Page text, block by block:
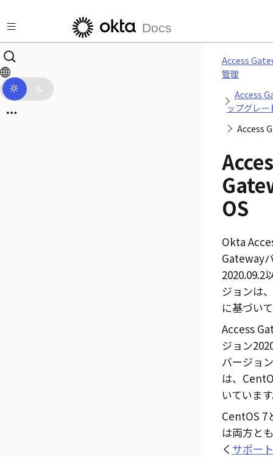
Docs
Access
管理
Access
ップグレー
Access
OS
Okta
Gateway
2020.09.2
ジョンは
に基づい
Access
ジョン
バージョ
は、
いていま
CentOS 7
は両方と
く サポー